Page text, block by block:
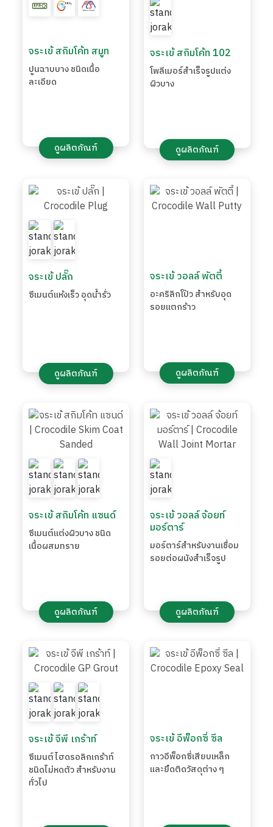
จระเข้ สกิมโค้ท สมูท
ปูนฉาบบาง ชนิดเนื้อ
ละเอียด
ดูผลิตภัณฑ์
จระเข้ สกิมโค้ท 102
โพลีเมอร์สำเร็จรูปแต่ง
ผิวบาง
ดูผลิตภัณฑ์
จระเข้ ปลั๊ก
ซีเมนต์แห้งเร็ว อุดน้ำรั่ว
ดูผลิตภัณฑ์
จระเข้ วอลล์ พัตตี้
อะคริลิกโป๊ว สำหรับอุด
รอยแตกร้าว
ดูผลิตภัณฑ์
จระเข้ สกิมโค้ท แซนด์
ซีเมนต์แต่งผิวบาง ชนิด
เนื้อผสมทราย
ดูผลิตภัณฑ์
จระเข้ วอลล์ จ้อยท์
มอร์ตาร์
มอร์ตาร์สำหรับงานเชื่อม
รอยต่อผนังสำเร็จรูป
ดูผลิตภัณฑ์
จระเข้ จีพี เกร้าท์
ซีเมนต์ไฮดรอลิกเกร้าท์
ชนิดไม่หดตัว สำหรับงาน
ทั่วไป
จระเข้ อีพ็อกซี่ ซีล
กาวอีพ็อกซี่เสียบเหล็ก
และยึดติดวัสดุต่าง ๆ